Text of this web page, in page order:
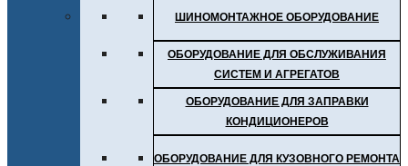
ШИНОМОНТАЖНОЕ ОБОРУДОВАНИЕ
ОБОРУДОВАНИЕ ДЛЯ ОБСЛУЖИВАНИЯ
СИСТЕМ И АГРЕГАТОВ
ОБОРУДОВАНИЕ ДЛЯ ЗАПРАВКИ
КОНДИЦИОНЕРОВ
ОБОРУДОВАНИЕ ДЛЯ КУЗОВНОГО РЕМОНТА